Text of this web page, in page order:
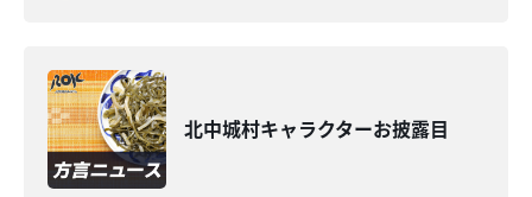
北中城村キャラクターお披露目